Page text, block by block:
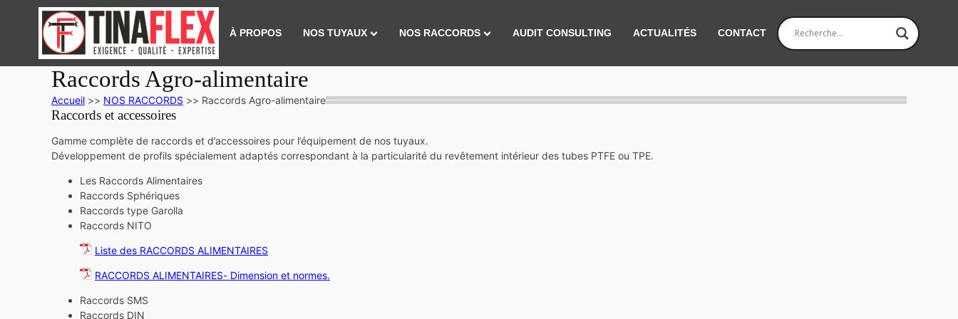
À PROPOS NOS TUYAUX NOS RACCORDS AUDIT CONSULTING ACTUALITÉS CONTACT
Raccords Agro-alimentaire
Accueil >> NOS RACCORDS >> Raccords Agro-alimentaire
Raccords et accessoires
Gamme complète de raccords et d’accessoires pour l’équipement de nos tuyaux.
Développement de profils spécialement adaptés correspondant à la particularité du revêtement intérieur des tubes PTFE ou TPE.
Les Raccords Alimentaires
Raccords Sphériques
Raccords type Garolla
Raccords NITO
Liste des RACCORDS ALIMENTAIRES
RACCORDS ALIMENTAIRES- Dimension et normes.
Raccords SMS
Raccords DIN